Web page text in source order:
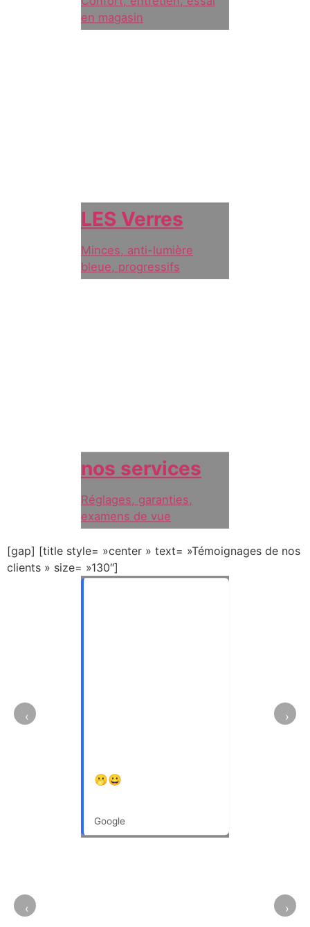
en magasin
LES Verres
Minces, anti-lumière
bleue, progressifs
nos services
Réglages, garanties,
examens de vue
[gap] [title style= »center » text= »Témoignages de nos
clients » size= »130″]
🫢😀
Google
‹ ›
‹ ›